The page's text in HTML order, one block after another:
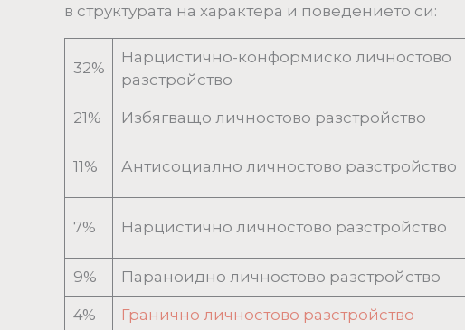
в структурата на характера и поведението си:
32%
Нарцистично-конформиско личностово
разстройство
21% Избягващо личностово разстройство
11% Антисоциално личностово разстройство
7% Нарцистично личностово разстройство
9% Параноидно личностово разстройство
4% Гранично личностово разстройство